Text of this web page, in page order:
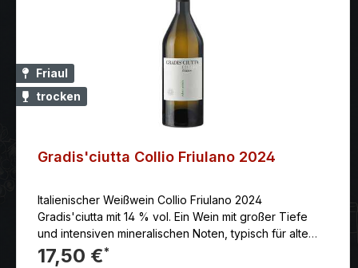
Friaul
trocken
Gradis'ciutta Collio Friulano 2024
Italienischer Weißwein Collio Friulano 2024
Gradis'ciutta mit 14 % vol. Ein Wein mit großer Tiefe
und intensiven mineralischen Noten, typisch für alte
Weine und Weinberge in Hanglage.
17,50 €*